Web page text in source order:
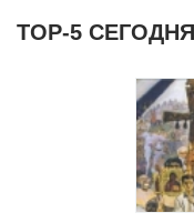
ТОР-5 СЕГОДНЯ